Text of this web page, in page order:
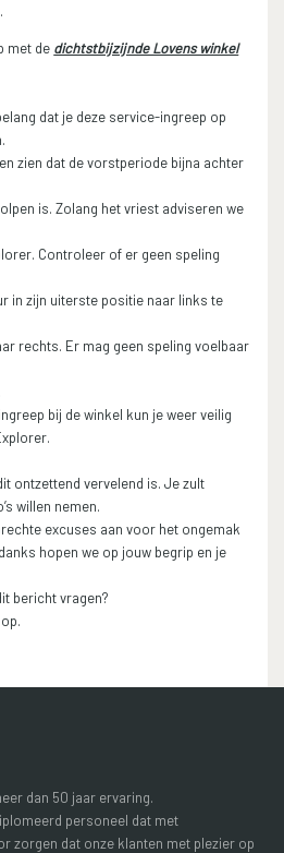
met de dichtstbijzijnde Lovens winkel
dat je deze service-ingreep op
zien dat de vorstperiode bijna achter
is. Zolang het vriest adviseren we
Controleer of er geen speling
in zijn uiterste positie naar links te
rechts. Er mag geen speling voelbaar
bij de winkel kun je weer veilig
ontzettend vervelend is. Je zult
willen nemen.
excuses aan voor het ongemak
hopen we op jouw begrip en je
bericht vragen?
dan 50 jaar ervaring.
personeel dat met
zorgen dat onze klanten met plezier op